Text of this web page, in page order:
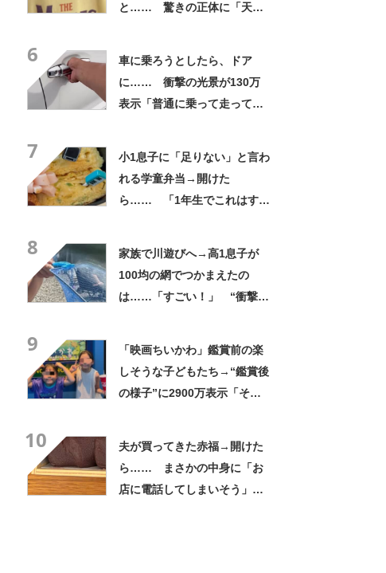
と…… 驚きの正体に「天
6
車に乗ろうとしたら、ドア
に…… 衝撃の光景が130万
表示「普通に乗って走ってた
7
小1息子に「足りない」と言わ
れる学童弁当→開けた
ら…… 「1年生でこれはすご
8
家族で川遊びへ→高1息子が
100均の網でつかまえたの
は……「すごい！」 “衝撃の
9
「映画ちいかわ」鑑賞前の楽
しそうな子どもたち→“鑑賞後
の様子”に2900万表示「そう
10
夫が買ってきた赤福→開けた
ら…… まさかの中身に「お
店に電話してしまいそう」